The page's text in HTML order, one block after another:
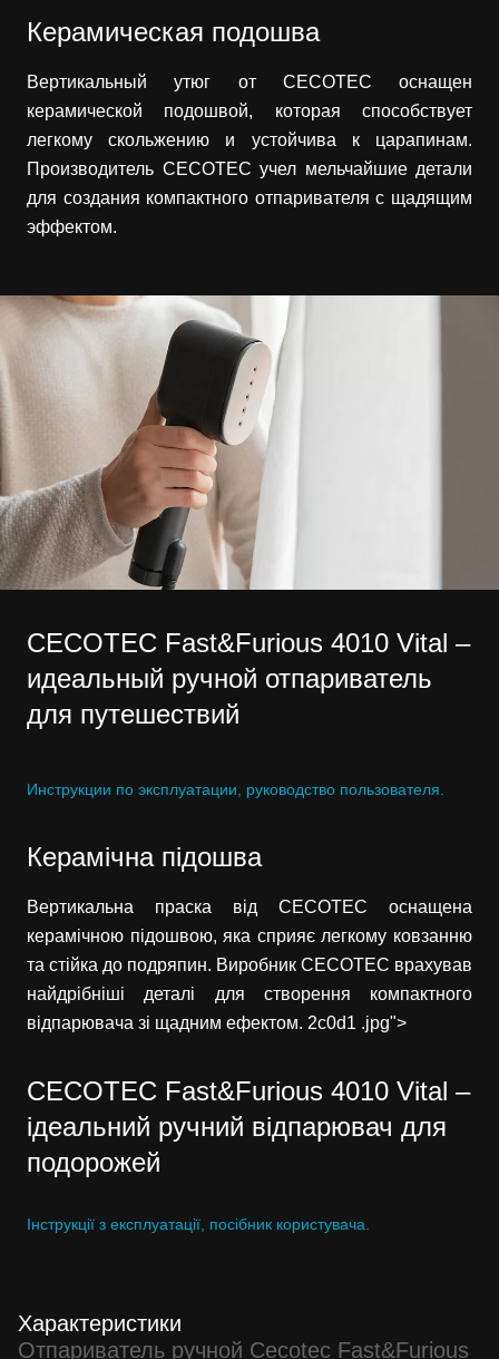
Керамическая подошва
Вертикальный утюг от CECOTEC оснащен
керамической подошвой, которая способствует
легкому скольжению и устойчива к царапинам.
Производитель CECOTEC учел мельчайшие детали
для создания компактного отпаривателя с щадящим
эффектом.
CECOTEC Fast&Furious 4010 Vital –
идеальный ручной отпариватель
для путешествий
Инструкции по эксплуатации, руководство пользователя.
Керамічна підошва
Вертикальна праска від CECOTEC оснащена
керамічною підошвою, яка сприяє легкому ковзанню
та стійка до подряпин. Виробник CECOTEC врахував
найдрібніші деталі для створення компактного
відпарювача зі щадним ефектом. 2c0d1 .jpg">
CECOTEC Fast&Furious 4010 Vital –
ідеальний ручний відпарювач для
подорожей
Інструкції з експлуатації, посібник користувача.
Характеристики
Отпариватель ручной Cecotec Fast&Furious